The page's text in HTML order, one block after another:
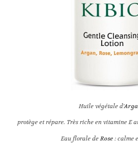
Huile végétale d'
protège et répare. Très riche en vitamine E
Eau florale deRose: calme